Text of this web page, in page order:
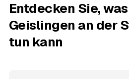
Entdecken Sie,
Geislingen an der
tun kann